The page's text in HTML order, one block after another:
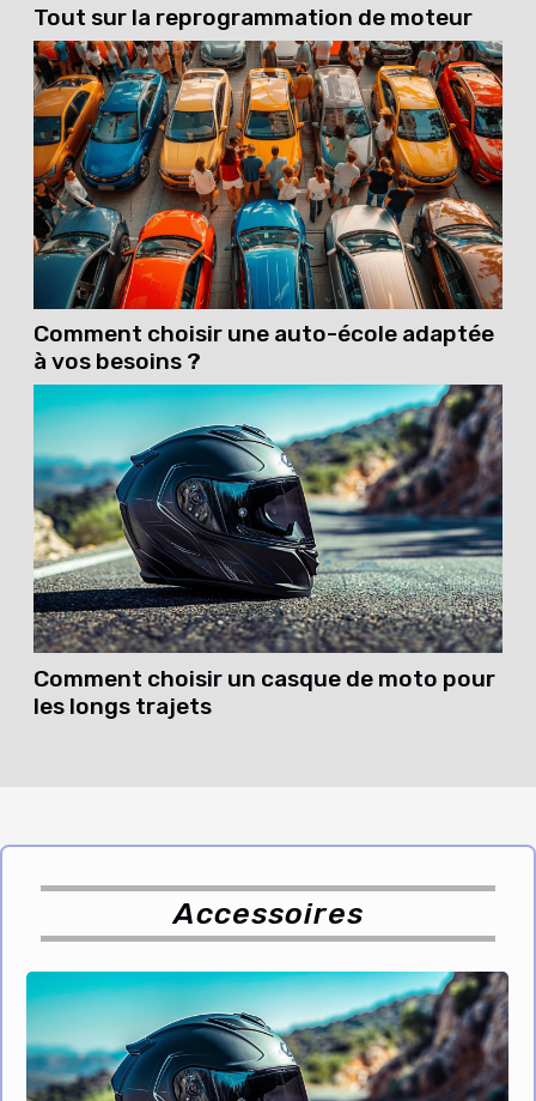
Tout sur la reprogrammation de moteur
Comment choisir une auto-école adaptée
à vos besoins ?
Comment choisir un casque de moto pour
les longs trajets
Accessoires